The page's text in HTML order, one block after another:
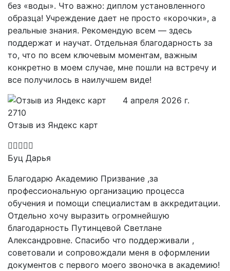
без «воды». Что важно: диплом установленного
образца! Учреждение дает не просто «корочки», а
реальные знания. Рекомендую всем — здесь
поддержат и научат. Отдельная благодарность за
то, что по всем ключевым моментам, важным
конкретно в моем случае, мне пошли на встречу и
все получилось в наилучшем виде!
Отзыв из Яндекс карт
4 апреля 2026 г.
Буц Дарья
Благодарю Академию Призвание ,за
профессиональную организацию процесса
обучения и помощи специалистам в аккредитации.
Отдельно хочу выразить огромнейшую
благодарность Путинцевой Светлане
Александровне. Спасибо что поддерживали ,
советовали и сопровождали меня в оформлении
документов с первого моего звоночка в академию!